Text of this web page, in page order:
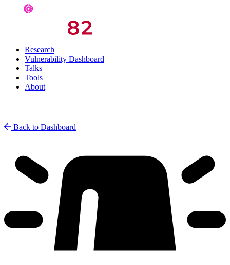
Research
Vulnerability Dashboard
Talks
Tools
About
Back to Dashboard